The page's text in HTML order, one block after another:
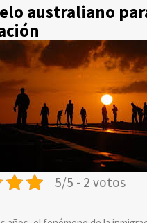
australiano
5/5 - 2 votos